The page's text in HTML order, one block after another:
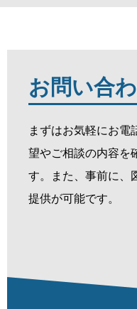
お問い合
まずはお気軽にお電
望やご相談の内容を
す。また、事前に、
提供が可能です。